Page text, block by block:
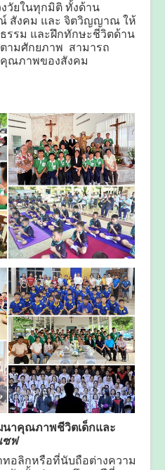
วัยในทุกมิติ ทั้งด้าน
สังคม และ จิตวิญญาณ ให้
รรม และฝึกทักษะชีวิตด้าน
ามศักยภาพ สามารถ
ณภาพของสังคม
าคุณภาพชีวิตเด็กและ
ซฟ
ทอลิกหรือที่นับถือต่างความ